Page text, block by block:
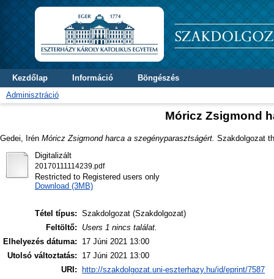
Kezdőlap Információ
Böngészés
Adminisztráció
Móricz Zsigmond
Gedei, Irén Móricz Zsigmond harca a szegényparasztságért. Szakdolgozat
Digitalizált
20170111114239.pdf
Restricted to Registered users only
Download (3MB)
Tétel típus: Szakdolgozat (Szakdolgozat)
Feltöltő:
Users 1 nincs találat.
Elhelyezés dátuma:
17 Júni 2021 13:00
Utolsó változtatás:
17 Júni 2021 13:00
URI:
http://szakdolgozat.uni-eszterhazy.hu/id/eprint/7587